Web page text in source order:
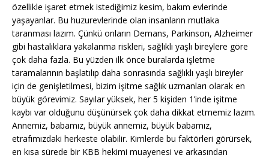
özellikle işaret etmek istediğimiz kesim, bakım evlerinde
yaşayanlar. Bu huzurevlerinde olan insanların mutlaka
taranması lazım. Çünkü onların Demans, Parkinson, Alzheimer
gibi hastalıklara yakalanma riskleri, sağlıklı yaşlı bireylere göre
çok daha fazla. Bu yüzden ilk önce buralarda işletme
taramalarının başlatılıp daha sonrasında sağlıklı yaşlı bireyler
için de genişletilmesi, bizim işitme sağlık uzmanları olarak en
büyük görevimiz. Sayılar yüksek, her 5 kişiden 1’inde işitme
kaybı var olduğunu düşünürsek çok daha dikkat etmemiz lazım.
Annemiz, babamız, büyük annemiz, büyük babamız,
etrafımızdaki herkeste olabilir. Kimlerde bu faktörleri görürsek,
en kısa sürede bir KBB hekimi muayenesi ve arkasından